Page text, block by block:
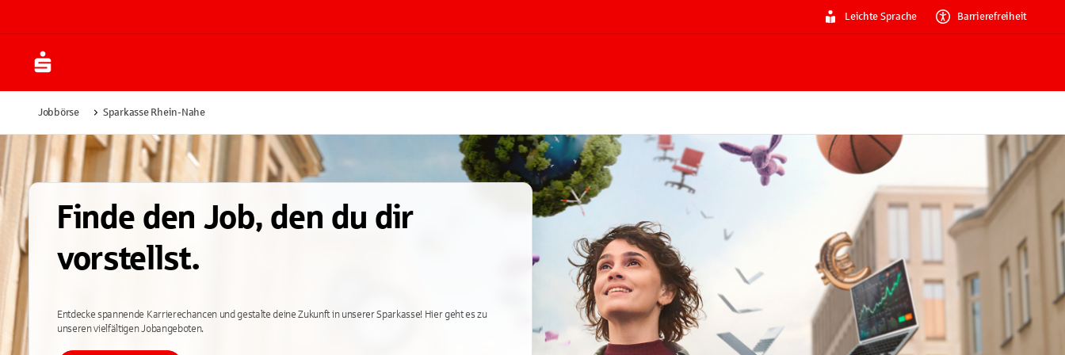
Leichte Sprache Barrierefreiheit
Jobbörse Sparkasse Rhein-Nahe
Finde den Job, den du dir
vorstellst.
Entdecke spannende Karrierechancen und gestalte deine Zukunft in unserer Sparkasse! Hier geht es zu
unseren vielfältigen Jobangeboten.